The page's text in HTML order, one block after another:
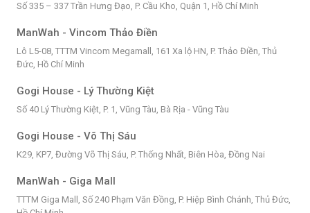
Số 335 – 337 Trần Hưng Đạo, P. Cầu Kho, Quận 1, Hồ Chí Minh
ManWah - Vincom Thảo Điền
Lô L5-08, TTTM Vincom Megamall, 161 Xa lộ HN, P. Thảo Điền, Thủ
Đức, Hồ Chí Minh
Gogi House - Lý Thường Kiệt
Số 40 Lý Thường Kiệt, P. 1, Vũng Tàu, Bà Rịa - Vũng Tàu
Gogi House - Võ Thị Sáu
K29, KP7, Đường Võ Thị Sáu, P. Thống Nhất, Biên Hòa, Đồng Nai
ManWah - Giga Mall
TTTM Giga Mall, Số 240 Phạm Văn Đồng, P. Hiệp Bình Chánh, Thủ Đức,